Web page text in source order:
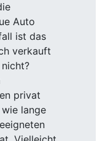
Auto
ist das
verkauft
privat
lange